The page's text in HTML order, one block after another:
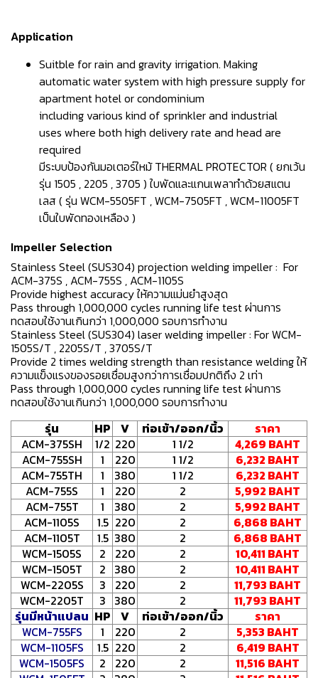
Application
Suitble for rain and gravity irrigation. Making
automatic water system with high pressure supply for
apartment hotel or condominium
including various kind of sprinkler and industrial
uses where both high delivery rate and head are
required
มีระบบป้องกันมอเตอร์ใหม้ THERMAL PROTECTOR ( ยกเว้น
รุ่น 1505 , 2205 , 3705 ) ใบพัดและแกนเพลาทำด้วยสแตน
เลส ( รุ่น WCM-5505FT , WCM-7505FT , WCM-11005FT
เป็นใบพัดทองเหลือง )
Impeller Selection
Stainless Steel (SUS304) projection welding impeller : For
ACM-375S , ACM-755S , ACM-1105S
Provide highest accuracy ให้ความแม่นยำสูงสุด
Pass through 1,000,000 cycles running life test ผ่านการ
ทดสอบใช้งานเกินกว่า 1,000,000 รอบการทำงาน
Stainless Steel (SUS304) laser welding impeller : For WCM-
1505S/T , 2205S/T , 3705S/T
Provide 2 times welding strength than resistance welding ให้
ความแข็งแรงของรอยเชื่อมสูงกว่าการเชื่อมปกติถึง 2 เท่า
Pass through 1,000,000 cycles running life test ผ่านการ
ทดสอบใช้งานเกินกว่า 1,000,000 รอบการทำงาน
รุ่น
HP V ท่อเข้า/ออก/นิ้ว
ราคา
ACM-375SH
1/2 220 1 1/2
4,269 BAHT
ACM-755SH
1 220 1 1/2
6,232 BAHT
ACM-755TH
1 380 1 1/2
6,232 BAHT
ACM-755S
1 220 2
5,992 BAHT
ACM-755T
1 380 2
5,992 BAHT
ACM-1105S
1.5 220 2
6,868 BAHT
ACM-1105T
1.5 380 2
6,868 BAHT
WCM-1505S
2 220 2
10,411 BAHT
WCM-1505T
2 380 2
10,411 BAHT
WCM-2205S
3 220 2
11,793 BAHT
WCM-2205T
3 380 2
11,793 BAHT
รุ่นมีหน้าแปลน HP V ท่อเข้า/ออก/นิ้ว
ราคา
WCM-755FS
1 220 2
5,353 BAHT
WCM-1105FS
1.5 220 2
6,419 BAHT
WCM-1505FS
2 220 2
11,516 BAHT